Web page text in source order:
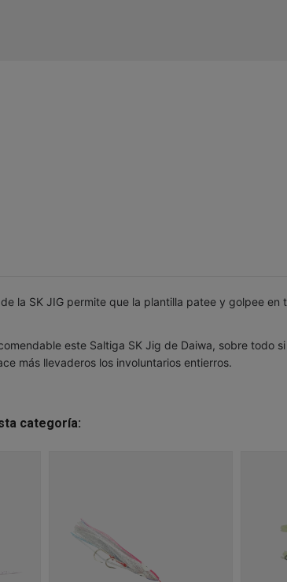
la SK JIG permite que la plantilla patee y golpee
este Saltiga SK Jig de Daiwa, sobre todo
más llevaderos los involuntarios entierros.
categoría: